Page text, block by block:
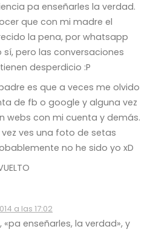
pa enseñarles la verdad.
que con mi madre el
la pena, por whatsapp
sí, pero las conversaciones
desperdicio :P
es que a veces me olvido
de fb o google y alguna vez
webs con mi cuenta y demás.
ves una foto de setas
no he sido yo xD
a las 17:02
enseñarles, la verdad», y